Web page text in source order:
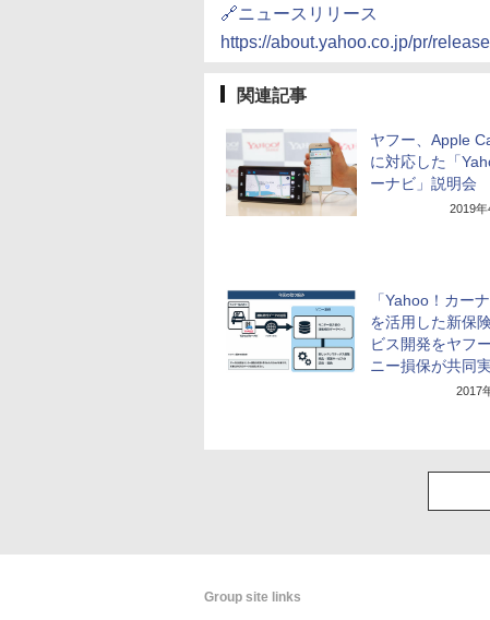
🔗ニュースリリース
https://about.yahoo.co.jp/pr/
関連記事
ヤフー、Apple
に対応した「
ーナビ」説明会
2019年
「Yahoo！カーナ
を活用した新保
ビス開発をヤフ
ニー損保が共同
2017
Group site links